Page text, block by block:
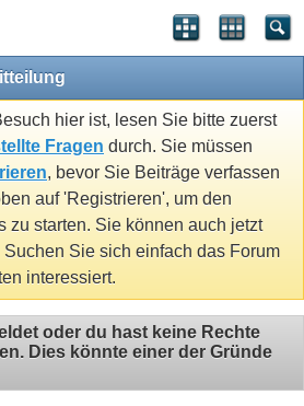
hier ist, lesen Sie bitte zuerst
Fragen durch. Sie müssen
, bevor Sie Beiträge verfassen
auf 'Registrieren', um den
zu starten. Sie können auch jetzt
Sie sich einfach das Forum
interessiert.
oder du hast keine Rechte
Dies könnte einer der Gründe